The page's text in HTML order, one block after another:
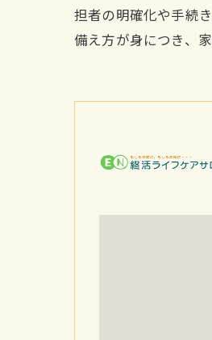
担者の明確化や手続
備え方が身につき、